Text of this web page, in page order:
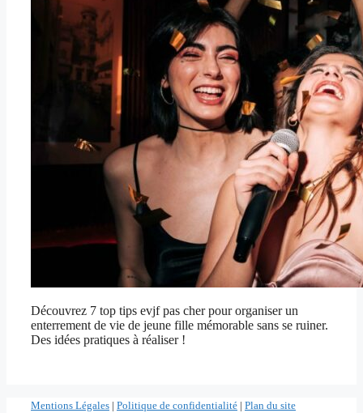
Découvrez 7 top tips evjf pas cher pour organiser un
enterrement de vie de jeune fille mémorable sans se ruiner.
Des idées pratiques à réaliser !
Mentions Légales | Politique de confidentialité | Plan du site